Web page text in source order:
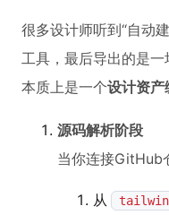
很多设计师听到“自动
工具，最后导出的是
本质上是一个设计资
源码解析阶段
当你连接GitHub
从